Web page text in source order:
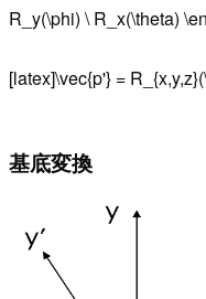
R_y(\phi) \ R_x(\theta)
[latex]\vec{p'} =
基底変換